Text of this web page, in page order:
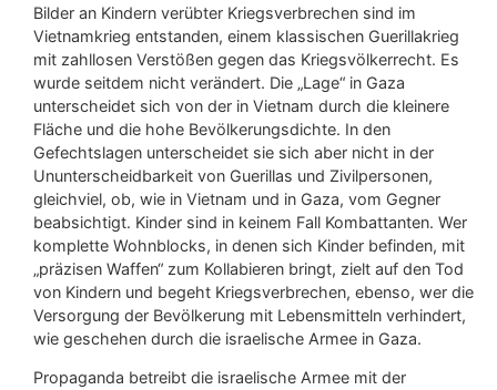
Bilder an Kindern verübter Kriegsverbrechen sind im
Vietnamkrieg entstanden, einem klassischen Guerillakrieg
mit zahllosen Verstößen gegen das Kriegsvölkerrecht. Es
wurde seitdem nicht verändert. Die „Lage“ in Gaza
unterscheidet sich von der in Vietnam durch die kleinere
Fläche und die hohe Bevölkerungsdichte. In den
Gefechtslagen unterscheidet sie sich aber nicht in der
Ununterscheidbarkeit von Guerillas und Zivilpersonen,
gleichviel, ob, wie in Vietnam und in Gaza, vom Gegner
beabsichtigt. Kinder sind in keinem Fall Kombattanten. Wer
komplette Wohnblocks, in denen sich Kinder befinden, mit
„präzisen Waffen“ zum Kollabieren bringt, zielt auf den Tod
von Kindern und begeht Kriegsverbrechen, ebenso, wer die
Versorgung der Bevölkerung mit Lebensmitteln verhindert,
wie geschehen durch die israelische Armee in Gaza.
Propaganda betreibt die israelische Armee mit der